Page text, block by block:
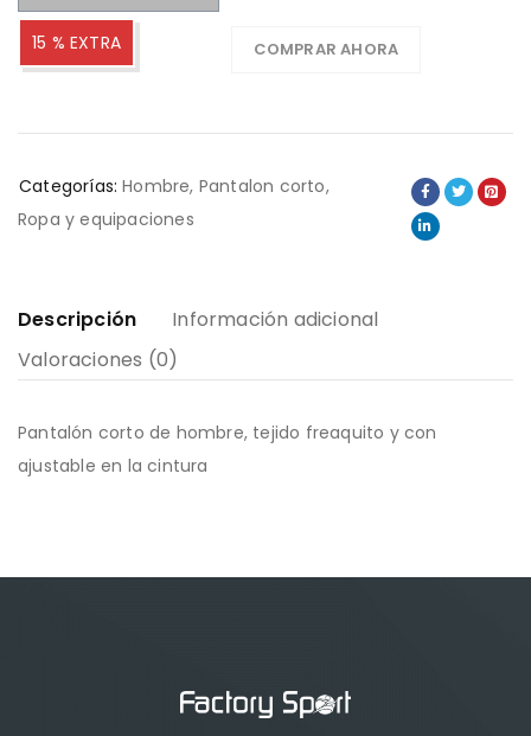
15 % EXTRA COMPRAR AHORA
Categorías: Hombre, Pantalon corto,
Ropa y equipaciones
Descripción
Información adicional
Valoraciones (0)
Pantalón corto de hombre, tejido freaquito y con
ajustable en la cintura